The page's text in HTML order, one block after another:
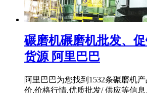
碾磨机碾磨机批发、
货源 阿里巴巴
阿里巴巴为您找到1532条碾磨机
价,价格行情,优质批发/ 供应等信